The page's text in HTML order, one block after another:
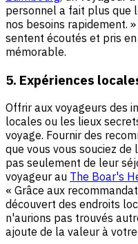
personnel a fait plus que
nos besoins rapidement.
sentent écoutés et pris
mémorable.
5. Expériences
Offrir aux voyageurs des
locales ou les lieux
voyage. Fournir des
que vous vous souciez
pas seulement de leur
voyageur au The Boar's
« Grâce aux
découvert des endroits
n'aurions pas trouvés
ajoute de la valeur à votre